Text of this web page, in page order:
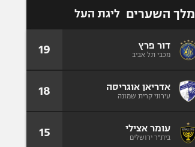
מלך השערים ליגת העל
דור פרץ
מכבי תל אביב 19
אדריאן אוגריסה
עירוני קרית שמונה 18
עומר אצילי
בית"ר ירושלים 15